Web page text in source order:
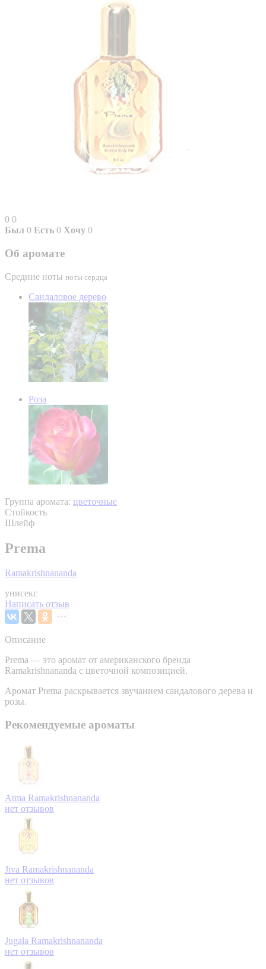
0 0
Был 0 Есть 0 Хочу 0
Об аромате
Средние ноты ноты сердца
Сандаловое дерево
Роза
Группа аромата: цветочные
Стойкость
Шлейф
Prema
Ramakrishnananda
унисекс
Написать отзыв
Описание
Prema — это аромат от американского бренда
Ramakrishnananda с цветочной композицией.
Аромат Prema раскрывается звучанием сандалового дерева и
розы.
Рекомендуемые ароматы
Atma Ramakrishnananda
нет отзывов
Jiva Ramakrishnananda
нет отзывов
Jugala Ramakrishnananda
нет отзывов